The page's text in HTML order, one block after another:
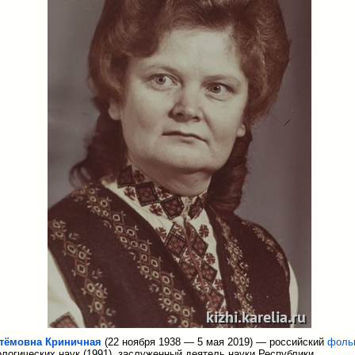
Криничная (22 ноября 1938 — 5 мая 2019) — российский